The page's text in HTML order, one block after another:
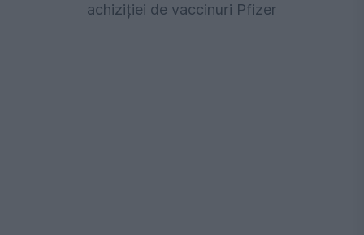
achiziției de vaccinuri Pfizer